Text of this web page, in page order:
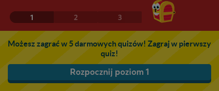
1 2 3
Możesz zagrać w 5 darmowych quizów! Zagraj w pierwszy
quiz!
Rozpocznij poziom 1